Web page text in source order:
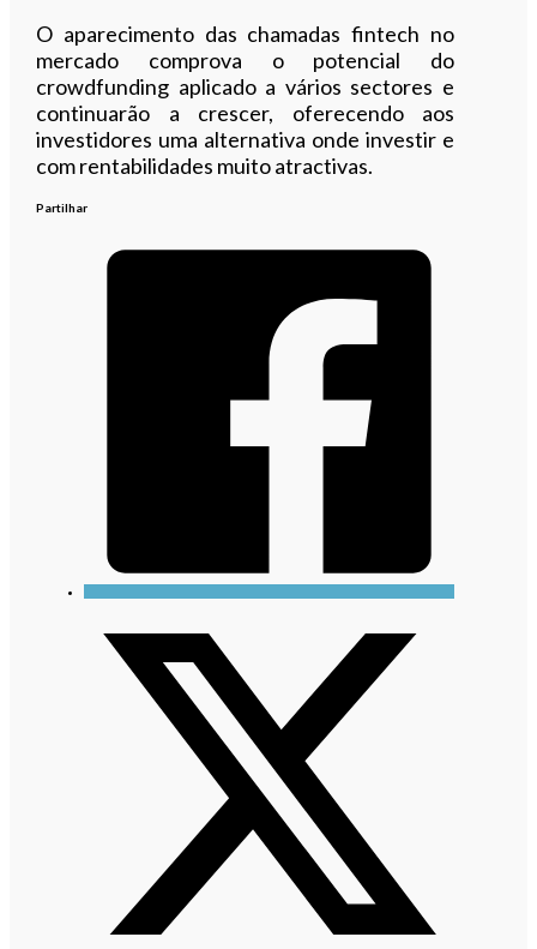
O aparecimento das chamadas fintech no
mercado comprova o potencial do
crowdfunding aplicado a vários sectores e
continuarão a crescer, oferecendo aos
investidores uma alternativa onde investir e
com rentabilidades muito atractivas.
Partilhar